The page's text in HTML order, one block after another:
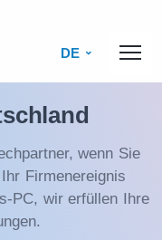
DE
wenn Sie
Firmenereignis
PC, wir erfüllen Ihre